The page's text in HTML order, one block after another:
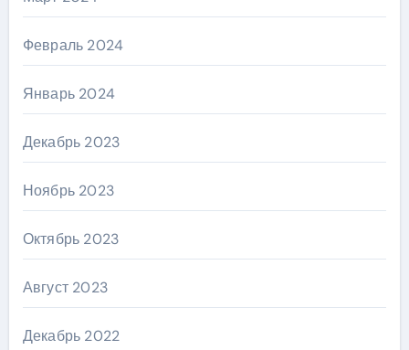
Февраль 2024
Январь 2024
Декабрь 2023
Ноябрь 2023
Октябрь 2023
Август 2023
Декабрь 2022